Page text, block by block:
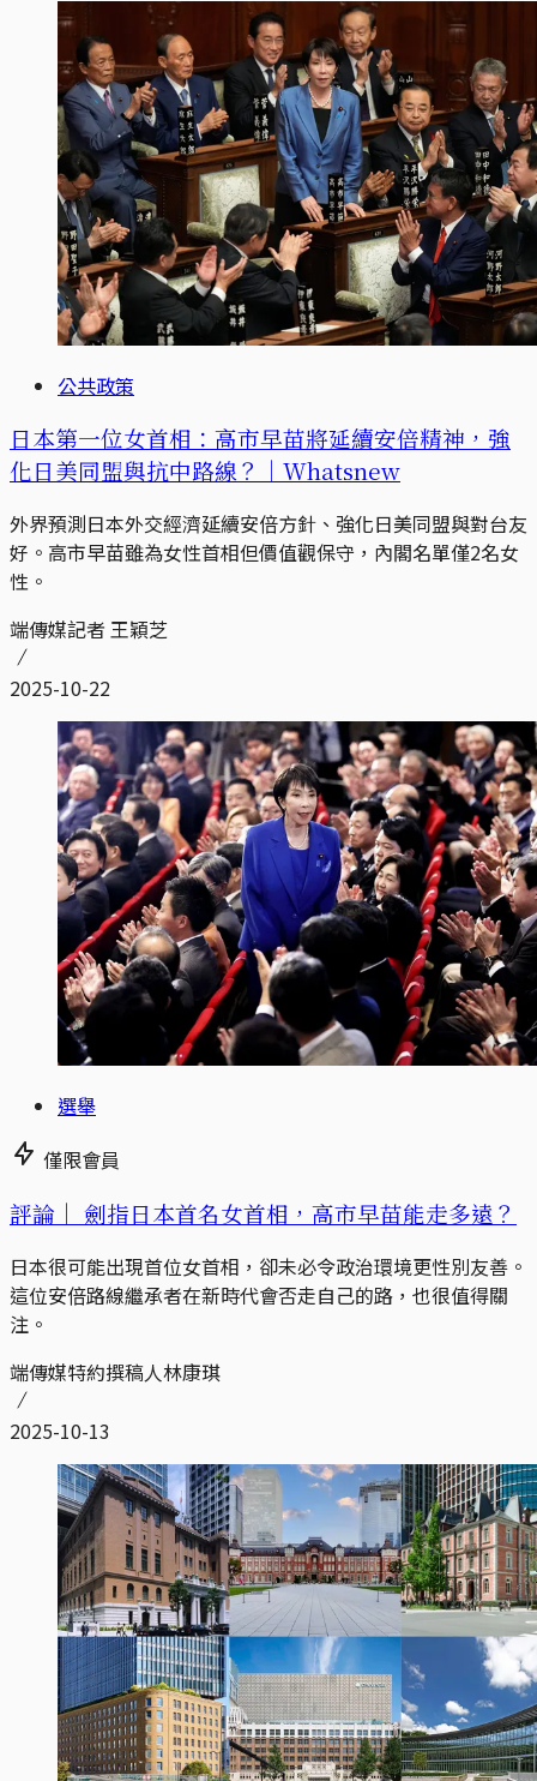
公共政策
日本第一位女首相：高市早苗將延續安倍精神，強
化日美同盟與抗中路線？｜Whatsnew
外界預測日本外交經濟延續安倍方針、強化日美同盟與對台友
好。高市早苗雖為女性首相但價值觀保守，內閣名單僅2名女
性。
端傳媒記者 王穎芝
2025-10-22
選舉
僅限會員
評論｜ 劍指日本首名女首相，高市早苗能走多遠？
日本很可能出現首位女首相，卻未必令政治環境更性別友善。
這位安倍路線繼承者在新時代會否走自己的路，也很值得關
注。
端傳媒特約撰稿人林康琪
2025-10-13